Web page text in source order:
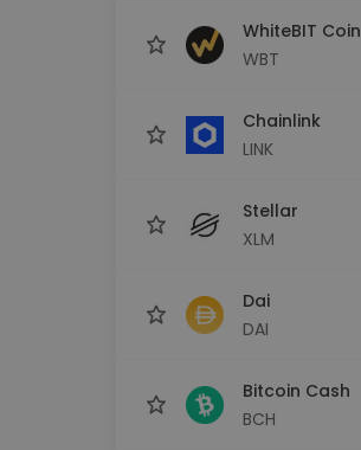
WhiteBIT Coin
WBT
Chainlink
LINK
Stellar
XLM
Dai
DAI
Bitcoin Cash
BCH